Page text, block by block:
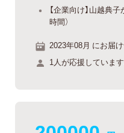
【企業向け】山越典
時間）
2023年08月 にお届け
1人が応援しています